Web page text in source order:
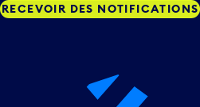
RECEVOIR DES NOTIFICATIONS